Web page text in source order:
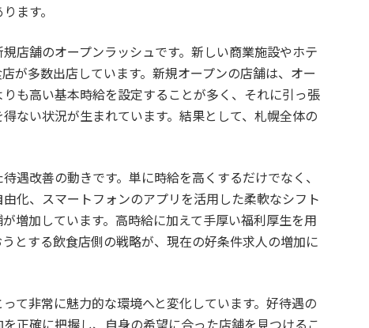
ます。
店舗のオープンラッシュです。新しい商業施設やホテ
が多数出店しています。新規オープンの店舗は、オー
も高い基本時給を設定することが多く、それに引っ張
ない状況が生まれています。結果として、札幌全体の
遇改善の動きです。単に時給を高くするだけでなく、
化、スマートフォンのアプリを活用した柔軟なシフト
増加しています。高時給に加えて手厚い福利厚生を用
とする飲食店側の戦略が、現在の好条件求人の増加に
て非常に魅力的な環境へと変化しています。好待遇の
正確に把握し、自身の希望に合った店舗を見つけるこ